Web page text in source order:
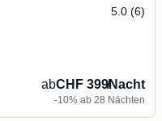
5.0 (6)
abCHF 399/Nacht
-10% ab 28 Nächten